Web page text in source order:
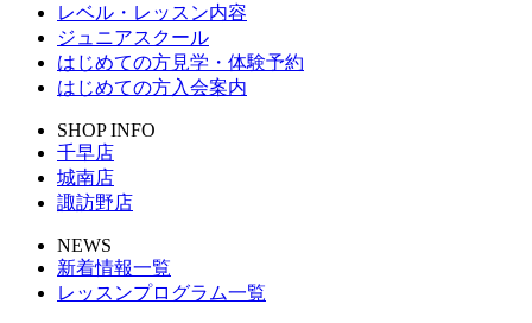
レベル・レッスン内容
ジュニアスクール
はじめての方見学・体験予約
はじめての方入会案内
SHOP INFO
千早店
城南店
諏訪野店
NEWS
新着情報一覧
レッスンプログラム一覧